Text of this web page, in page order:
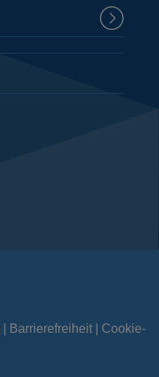
Barrierefreiheit
Cookie-